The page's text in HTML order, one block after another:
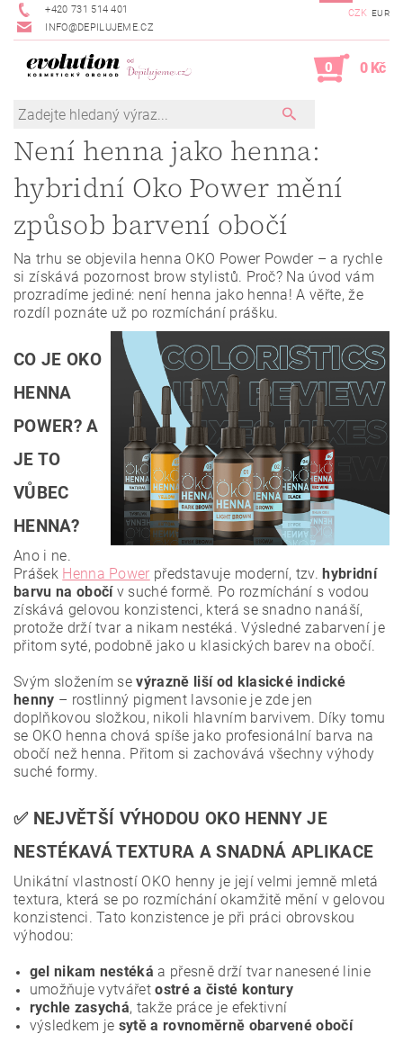
+420 731 514 401
INFO@DEPILUJEME.CZ
CZK EUR
0 0 Kč
Není henna jako henna:
hybridní Oko Power mění
způsob barvení obočí
Na trhu se objevila henna OKO Power Powder – a rychle
si získává pozornost brow stylistů. Proč? Na úvod vám
prozradíme jediné: není henna jako henna! A věřte, že
rozdíl poznáte už po rozmíchání prášku.
CO JE OKO
HENNA
POWER? A
JE TO
VŮBEC
HENNA?
Ano i ne.
Prášek Henna Power představuje moderní, tzv.hybridní
barvu na obočív suché formě. Po rozmíchání s vodou
získává gelovou konzistenci, která se snadno nanáší,
protože drží tvar a nikam nestéká. Výsledné zabarvení je
přitom syté, podobně jako u klasických barev na obočí.
Svým složením se výrazně liší od klasické indické
henny – rostlinný pigment lavsonie je zde jen
doplňkovou složkou, nikoli hlavním barvivem. Díky tomu
se OKO henna chová spíše jako profesionální barva na
obočí než henna. Přitom si zachovává všechny výhody
suché formy.
✅ NEJVĚTŠÍ VÝHODOU OKO HENNY JE
NESTÉKAVÁ TEXTURA A SNADNÁ APLIKACE
Unikátní vlastností OKO henny je její velmi jemně mletá
textura, která se po rozmíchání okamžitě mění v gelovou
konzistenci. Tato konzistence je při práci obrovskou
výhodou:
gel nikam nestéká a přesně drží tvar nanesené linie
umožňuje vytvářetostré a čisté kontury
rychle zasychá, takže práce je efektivní
výsledkem je sytě a rovnoměrně obarvené obočí